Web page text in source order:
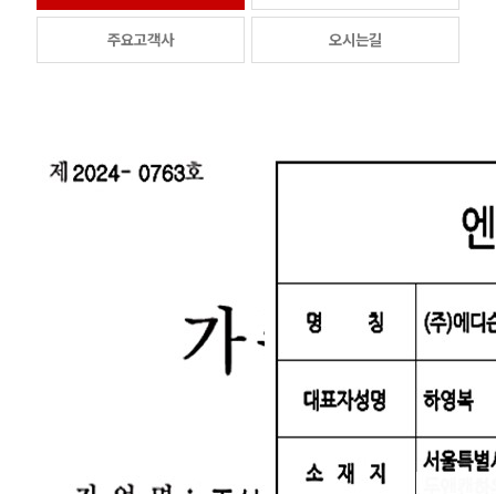
주요고객사 오시는길